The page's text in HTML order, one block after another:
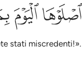
اصلوها اليوم بما كنتم
ٱصْلَوْهَا ٱلْيَوْمَ بِمَا كُنتُمْ
ﲊﲋ
stati miscredenti!».